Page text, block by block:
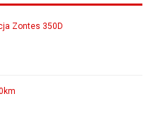
Zontes 350D